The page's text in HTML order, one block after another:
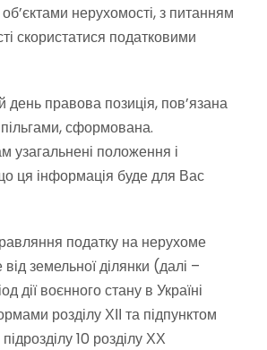
нерухомості, з питанням
скористатися податковими
день правова позиція, пов’язана
сформована.
узагальнені положення і
ця інформація буде для Вас
податку на нерухоме
земельної ділянки (далі –
дії воєнного стану в Україні
розділу ХІІ та підпунктом
10 розділу ХХ